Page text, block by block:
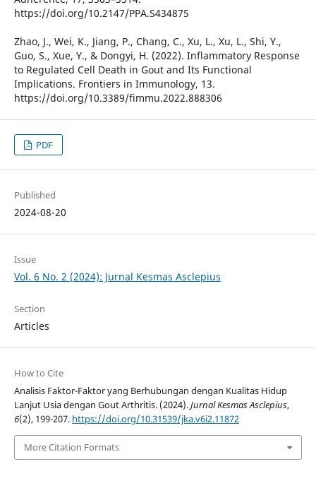
https://doi.org/10.2147/PPA.S434875
Zhao, J., Wei, K., Jiang, P., Chang, C., Xu, L., Xu, L., Shi, Y.,
Guo, S., Xue, Y., & Dongyi, H. (2022). Inflammatory Response
to Regulated Cell Death in Gout and Its Functional
Implications. Frontiers in Immunology, 13.
https://doi.org/10.3389/fimmu.2022.888306
PDF
Published
2024-08-20
Issue
Vol. 6 No. 2 (2024): Jurnal Kesmas Asclepius
Section
Articles
How to Cite
Analisis Faktor-Faktor yang Berhubungan dengan Kualitas Hidup
Lanjut Usia dengan Gout Arthritis. (2024).Jurnal Kesmas Asclepius,
6(2), 199-207. https://doi.org/10.31539/jka.v6i2.11872
More Citation Formats